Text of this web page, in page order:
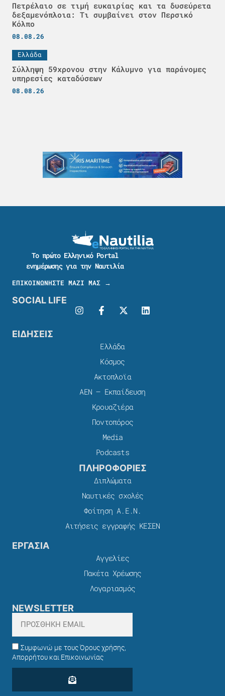
Πετρέλαιο σε τιμή ευκαιρίας και τα δυσεύρετα
δεξαμενόπλοια: Τι συμβαίνει στον Περσικό
Κόλπο
08.08.26
Ελλάδα
Σύλληψη 59χρονου στην Κάλυμνο για παράνομες
υπηρεσίες καταδύσεων
08.08.26
Το πρώτο Ελληνικό Portal
ενημέρωσης για την Ναυτιλία
ΕΠΙΚΟΙΝΩΝΗΣΤΕ ΜΑΖΙ ΜΑΣ →
SOCIAL LIFE
ΕΙΔΗΣΕΙΣ
Ελλάδα
Κόσμος
Ακτοπλοϊα
ΑΕΝ – Εκπαίδευση
Κρουαζιέρα
Ποντοπόρος
Media
Podcasts
ΠΛΗΡΟΦΟΡΙΕΣ
Διπλώματα
Ναυτικές σχολές
Φοίτηση Α.Ε.Ν.
Αιτήσεις εγγραφής ΚΕΣΕΝ
ΕΡΓΑΣΙΑ
Αγγελίες
Πακέτα Χρέωσης​
Λογαριασμός
NEWSLETTER
Συμφωνώ με τους Όρους χρήσης,
Απορρήτου και Επικοινωνίας